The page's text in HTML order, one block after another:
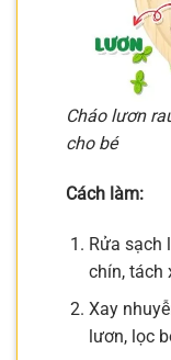
Cháo lươn
cho bé
Cách làm:
Rửa sạch
chín, tách
Xay
lươn, lọc